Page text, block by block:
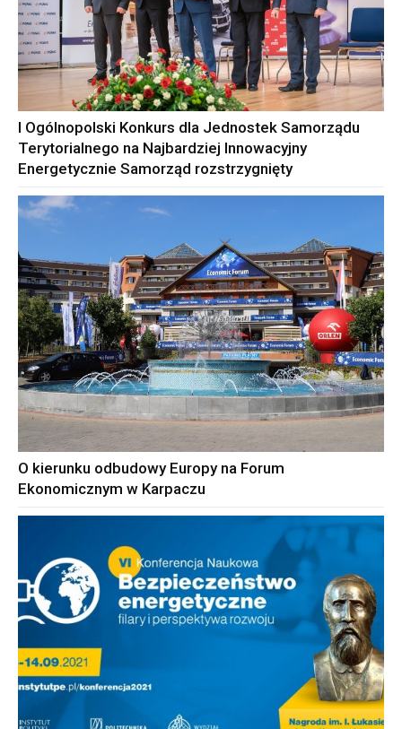
I Ogólnopolski Konkurs dla Jednostek Samorządu
Terytorialnego na Najbardziej Innowacyjny
Energetycznie Samorząd rozstrzygnięty
O kierunku odbudowy Europy na Forum
Ekonomicznym w Karpaczu